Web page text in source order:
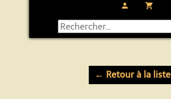
person local_grocery_store
← Retour à la liste